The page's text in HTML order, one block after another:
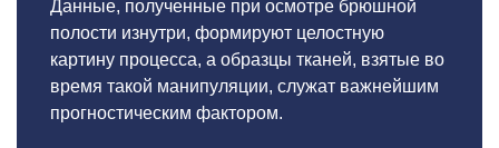
Данные, полученные при осмотре брюшной
полости изнутри, формируют целостную
картину процесса, а образцы тканей, взятые во
время такой манипуляции, служат важнейшим
прогностическим фактором.